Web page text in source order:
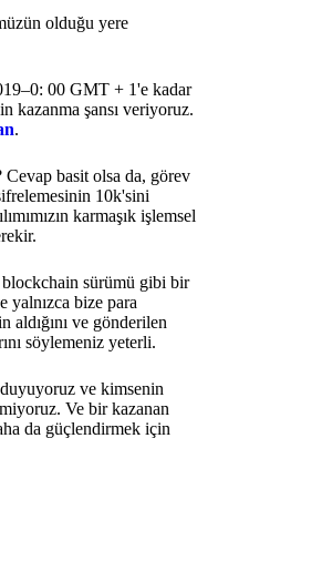
olduğu yere
00 GMT + 1'e kadar
kazanma şansı veriyoruz.
.
Cevap basit olsa da, görev
10k'sini
karmaşık işlemsel
sürümü gibi bir
yalnızca bize para
aldığını ve gönderilen
söylemeniz yeterli.
ve kimsenin
Ve bir kazanan
da güçlendirmek için